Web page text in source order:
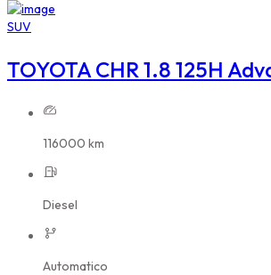
SUV
TOYOTA CHR 1.8 125H
116000 km
Diesel
Automatico